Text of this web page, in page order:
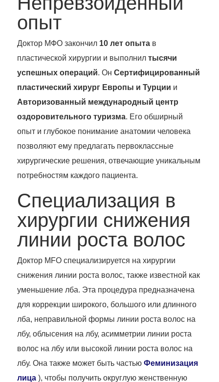
опыт
Доктор МФО закончил 10 лет опыта в
пластической хирургии и выполнил тысячи
успешных операций. Он Сертифицированный
пластический хирург Европы и Турции и
Авторизованный международный центр
оздоровительного туризма. Его обширный
опыт и глубокое понимание анатомии человека
позволяют ему предлагать первоклассные
хирургические решения, отвечающие уникальным
потребностям каждого пациента.
Специализация в
хирургии снижения
линии роста волос
Доктор MFO специализируется на хирургии
снижения линии роста волос, также известной как
уменьшение лба. Эта процедура предназначена
для коррекции широкого, большого или длинного
лба, неправильной формы линии роста волос на
лбу, облысения на лбу, асимметрии линии роста
волос на лбу или высокой линии роста волос на
лбу. Она также может быть частью Феминизация
лица ), чтобы получить округлую женственную